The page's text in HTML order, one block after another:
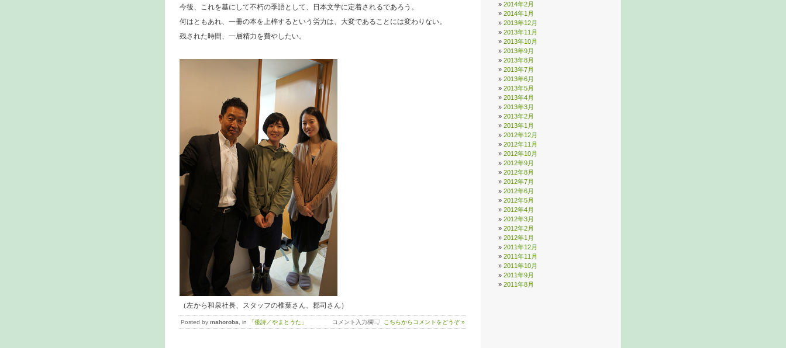
今後、これを基にして不朽の季語として、日本文学に定着されるであろう。
何はともあれ、一冊の本を上梓するという労力は、大変であることには変わりない。
残された時間、一層精力を費やしたい。
（左から和泉社長、スタッフの椎葉さん、郡司さん）
Posted by mahoroba , in 「倭詩／やまとうた」 コメント入力欄 こちらからコメントをどうぞ »
2014年2月
2014年1月
2013年12月
2013年11月
2013年10月
2013年9月
2013年8月
2013年7月
2013年6月
2013年5月
2013年4月
2013年3月
2013年2月
2013年1月
2012年12月
2012年11月
2012年10月
2012年9月
2012年8月
2012年7月
2012年6月
2012年5月
2012年4月
2012年3月
2012年2月
2012年1月
2011年12月
2011年11月
2011年10月
2011年9月
2011年8月